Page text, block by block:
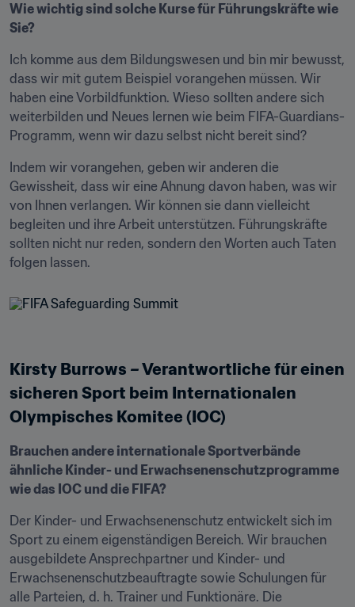
Wie wichtig sind solche Kurse für Führungskräfte wie
Sie?
Ich komme aus dem Bildungswesen und bin mir bewusst,
dass wir mit gutem Beispiel vorangehen müssen. Wir
haben eine Vorbildfunktion. Wieso sollten andere sich
weiterbilden und Neues lernen wie beim FIFA-Guardians-
Programm, wenn wir dazu selbst nicht bereit sind?
Indem wir vorangehen, geben wir anderen die
Gewissheit, dass wir eine Ahnung davon haben, was wir
von Ihnen verlangen. Wir können sie dann vielleicht
begleiten und ihre Arbeit unterstützen. Führungskräfte
sollten nicht nur reden, sondern den Worten auch Taten
folgen lassen.
Kirsty Burrows – Verantwortliche für einen
sicheren Sport beim Internationalen
Olympisches Komitee (IOC)
Brauchen andere internationale Sportverbände
ähnliche Kinder- und Erwachsenenschutzprogramme
wie das IOC und die FIFA?
Der Kinder- und Erwachsenenschutz entwickelt sich im
Sport zu einem eigenständigen Bereich. Wir brauchen
ausgebildete Ansprechpartner und Kinder- und
Erwachsenenschutzbeauftragte sowie Schulungen für
alle Parteien, d. h. Trainer und Funktionäre. Die